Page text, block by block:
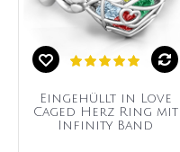
Eingehüllt in Love
Caged Herz Ring mit
Infinity Band